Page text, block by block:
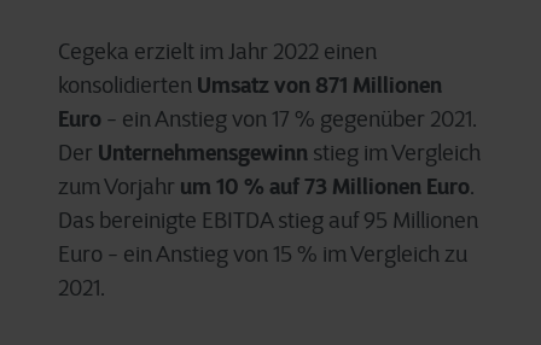
Cegeka erzielt im Jahr 2022 einen
konsolidierten Umsatz von 871 Millionen
Euro - ein Anstieg von 17 % gegenüber 2021.
Der Unternehmensgewinn stieg im Vergleich
zum Vorjahr um 10 % auf 73 Millionen Euro.
Das bereinigte EBITDA stieg auf 95 Millionen
Euro - ein Anstieg von 15 % im Vergleich zu
2021.